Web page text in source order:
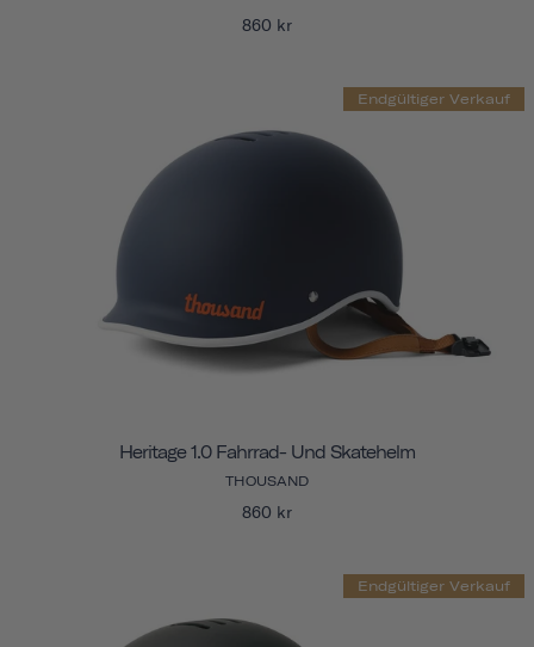
860 kr
Endgültiger Verkauf
Heritage 1.0 Fahrrad- Und Skatehelm
THOUSAND
860 kr
Endgültiger Verkauf